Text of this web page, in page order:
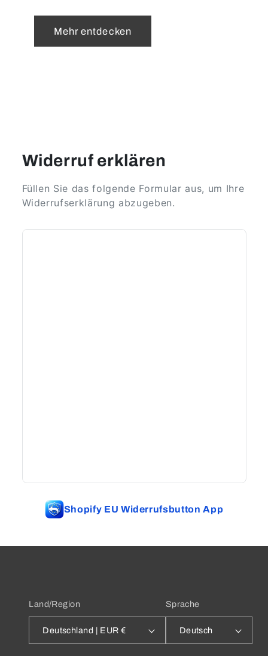
Mehr entdecken
Widerruf erklären
Füllen Sie das folgende Formular aus, um Ihre
Widerrufserklärung abzugeben.
Shopify EU Widerrufsbutton App
Land/Region
Deutschland | EUR €
Sprache
Deutsch